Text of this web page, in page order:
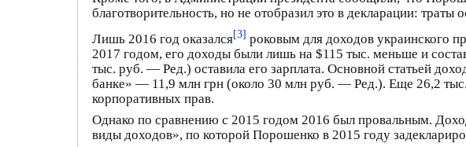
благотворительность, но не отобразил это в декларации:
Лишь 2016 год оказался[3] роковым для доходов украинского
2017 годом, его доходы были лишь на $115 тыс. меньше и
тыс. руб. — Ред.) оставила его зарплата. Основной статьей
банке» — 11,9 млн грн (около 30 млн руб. — Ред.). Еще 26,2
корпоративных прав.
Однако по сравнению с 2015 годом 2016 был провальным.
виды доходов», по которой Порошенко в 2015 году